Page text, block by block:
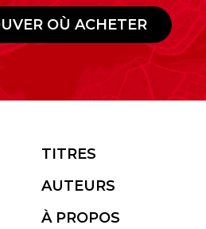
OÙ ACHETER
TITRES
AUTEURS
À PROPOS